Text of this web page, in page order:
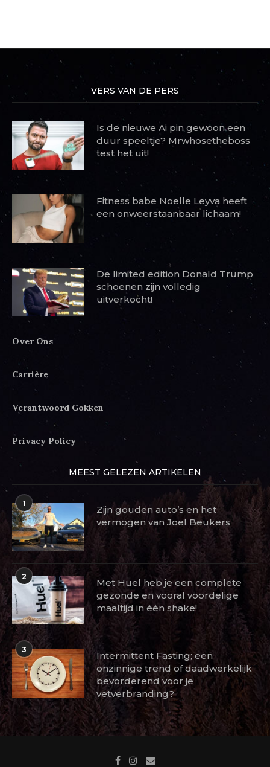
VERS VAN DE PERS
Is de nieuwe Ai pin gewoon een
duur speeltje? Mrwhosetheboss
test het uit!
Fitness babe Noelle Leyva heeft
een onweerstaanbaar lichaam!
De limited edition Donald Trump
schoenen zijn volledig
uitverkocht!
Over Ons
Carrière
Verantwoord Gokken
Privacy Policy
MEEST GELEZEN ARTIKELEN
1
Zijn gouden auto’s en het
vermogen van Joel Beukers
2
Met Huel heb je een complete
gezonde en vooral voordelige
maaltijd in één shake!
3
Intermittent Fasting; een
onzinnige trend of daadwerkelijk
bevorderend voor je
vetverbranding?